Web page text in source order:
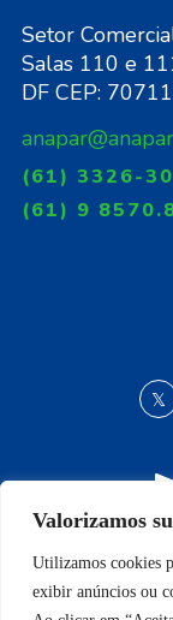
Valorizamos
Utilizamos cookies
exibir anúncios ou
Setor
Salas 110 e
DF CEP:
(61) 3326-
(61) 9
© 2009-